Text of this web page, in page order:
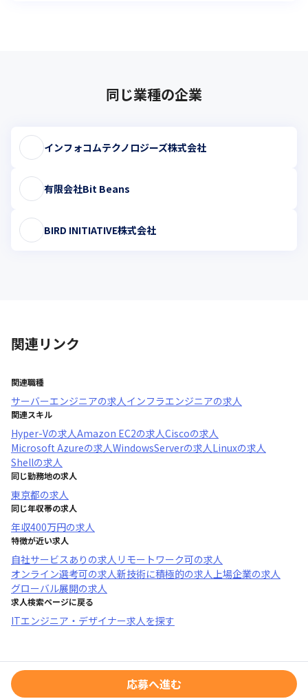
同じ業種の企業
インフォコムテクノロジーズ株式会社
有限会社Bit Beans
BIRD INITIATIVE株式会社
関連リンク
関連職種
サーバーエンジニアの求人インフラエンジニアの求人
関連スキル
Hyper-Vの求人Amazon EC2の求人Ciscoの求人
Microsoft Azureの求人WindowsServerの求人Linuxの求人
Shellの求人
同じ勤務地の求人
東京都の求人
同じ年収帯の求人
年収400万円の求人
特徴が近い求人
自社サービスあり の求人 リモートワーク可の求人
オンライン選考可の求人新技術に積極的の求人上場企業の求人
グローバル展開の求人
求人検索ページに戻る
ITエンジニア・デザイナー求人を探す
応募へ進む